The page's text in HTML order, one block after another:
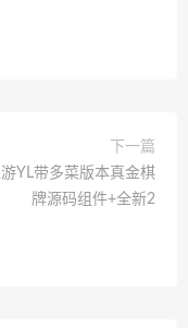
下一篇
YL带多菜版本真金棋
牌源码组件+全新2